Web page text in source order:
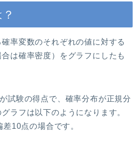
率変数のそれぞれの値に対する
は確率密度）をグラフにしたも
試験の得点で、確率分布が正規分
ラフは以下のようになります。
10点の場合です。